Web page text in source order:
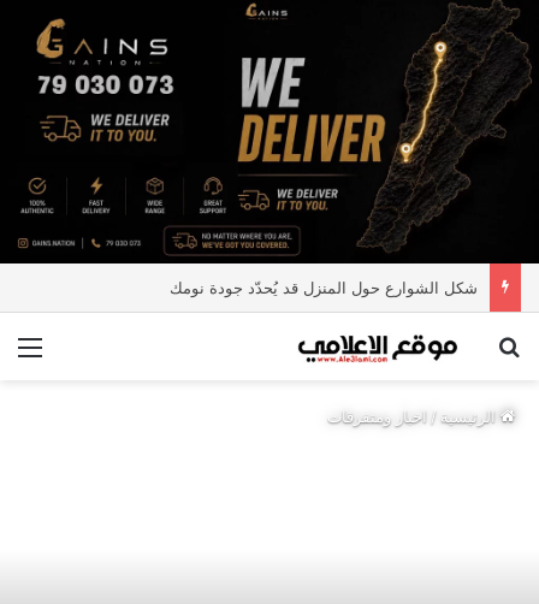
شكل الشوارع حول المنزل قد يُحدّد جودة نومك
بحث عن
الرئيسية/ اخبار ومتفرقات